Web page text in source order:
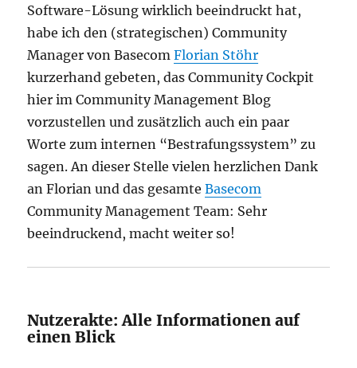
Software-Lösung wirklich beeindruckt hat,
habe ich den (strategischen) Community
Manager von BasecomFlorian Stöhr
kurzerhand gebeten, das Community Cockpit
hier im Community Management Blog
vorzustellen und zusätzlich auch ein paar
Worte zum internen “Bestrafungssystem” zu
sagen. An dieser Stelle vielen herzlichen Dank
an Florian und das gesamteBasecom
Community Management Team: Sehr
beeindruckend, macht weiter so!
Nutzerakte: Alle Informationen auf
einen Blick